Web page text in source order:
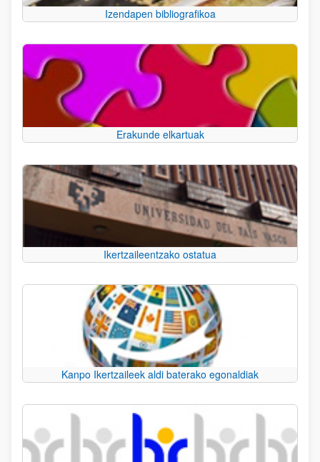
Izendapen bibliografikoa
Erakunde elkartuak
Ikertzaileentzako ostatua
Kanpo Ikertzaileek aldi baterako egonaldiak